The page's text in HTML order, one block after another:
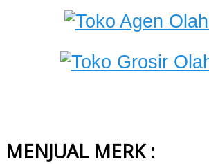
MENJUAL MERK :